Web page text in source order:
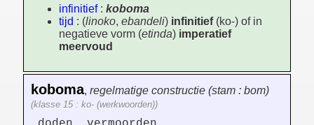
infinitief: koboma
tijd : (linoko, ebandeli) infinitief(ko-) of in
negatieve vorm (etinda) imperatief
meervoud
koboma, regelmatige constructie (stam : bom)
(klasse 15 : ko- (werkwoorden))